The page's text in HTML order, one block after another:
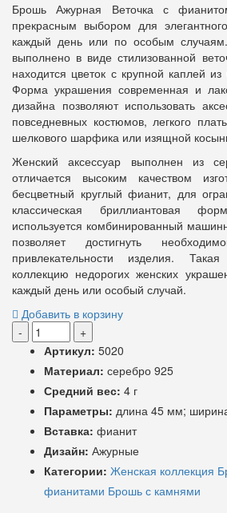
Брошь Ажурная Веточка с
прекрасным выбором для
каждый день или по особым
выполнено в виде стилизованной
находится цветок с крупной каплей
Форма украшения современная и
дизайна позволяют использовать
повседневных костюмов, легкого
шелкового шарфика или изящной
Женский аксессуар выполнен из
отличается высоким качеством
бесцветный круглый фианит, для
классическая бриллиантовая
используется комбинированный
позволяет достигнуть
привлекательности изделия.
коллекцию недорогих женских
каждый день или особый случай.
Добавить в корзину
-
+
Артикул: 5020
Материал: серебро 925
Средний вес: 4 г
Параметры: длина 45 мм;
Вставка: фианит
Дизайн: Ажурные
Категории: Женская коллекция
фианитами Брошь с камнями